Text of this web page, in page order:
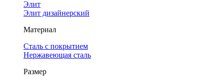
Элит
Элит дизайнерский
Материал
Сталь с покрытием
Нержавеющая сталь
Размер